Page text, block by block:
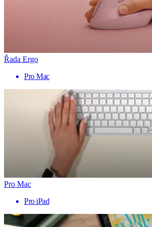
Řada Ergo
Pro Mac
Pro Mac
Pro iPad